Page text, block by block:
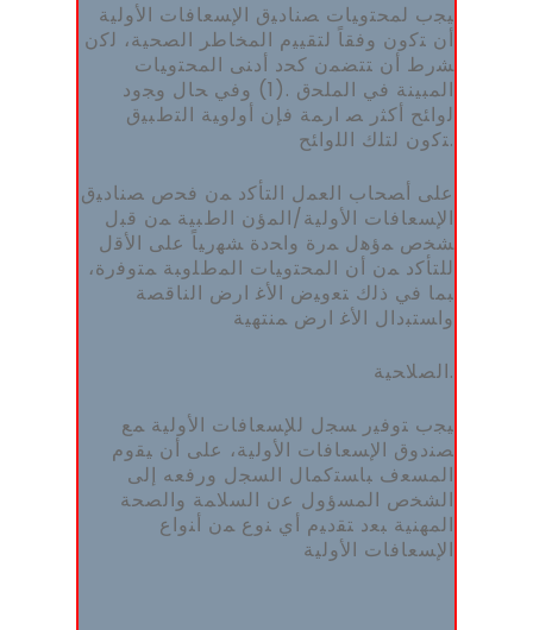
ﯿﺠب ﻟﻤﺤﺘوﯿﺎت ﺼﻨﺎدﯿق اﻹﺴﻌﺎﻓﺎت اﻷوﻟﯿﺔ
أن ﺘﻛون وﻓﻘﺎً ﻟﺘﻘﯿﯿم اﻟﻤﺨﺎطر اﻟﺼﺤﯿﺔ، ﻟﻛن
ﺸرط أن ﺘﺘﻀﻤن ﻛﺤد أدﻨﻰ اﻟﻤﺤﺘوﯿﺎت
اﻟﻤﺒﯿﻨﺔ ﻓﻲ اﻟﻤﻠﺤق .(1) وﻓﻲ ﺤﺎل وﺠود
ﻟواﺌﺢ أﻛﺜر ﺼ ارﻤﺔ ﻓﺈن أوﻟوﯿﺔ اﻟﺘطﺒﯿق
ﺘﻛون ﻟﺘﻠك اﻟﻠواﺌﺢ.
ﻋﻠﻰ أﺼﺤﺎب اﻟﻌﻤل اﻟﺘﺄﻛد ﻤن ﻓﺤص ﺼﻨﺎدﯿق
اﻹﺴﻌﺎﻓﺎت اﻷوﻟﯿﺔ/اﻟﻤؤن اﻟطﺒﯿﺔ ﻤن ﻗﺒل
ﺸﺨص ﻤؤﻫل ﻤرة واﺤدة ﺸﻬرﯿﺎً ﻋﻠﻰ اﻷﻗل
ﻟﻠﺘﺄﻛد ﻤن أن اﻟﻤﺤﺘوﯿﺎت اﻟﻤطﻠوﺒﺔ ﻤﺘوﻓرة،
ﺒﻤﺎ ﻓﻲ ذﻟك ﺘﻌوﯿض اﻷﻏ ارض اﻟﻨﺎﻗﺼﺔ
واﺴﺘﺒدال اﻷﻏ ارض ﻤﻨﺘﻬﯿﺔ
اﻟﺼﻼﺤﯿﺔ.
ﯿﺠب ﺘوﻓﯿر ﺴﺠل ﻟﻺﺴﻌﺎﻓﺎت اﻷوﻟﯿﺔ ﻤﻊ
ﺼﻨدوق اﻹﺴﻌﺎﻓﺎت اﻷوﻟﯿﺔ، ﻋﻠﻰ أن ﯿﻘوم
اﻟﻤﺴﻌف ﺒﺎﺴﺘﻛﻤﺎل اﻟﺴﺠل ورﻓﻌﻪ إﻟﻰ
اﻟﺸﺨص اﻟﻤﺴؤول ﻋن اﻟﺴﻼﻤﺔ واﻟﺼﺤﺔ
اﻟﻤﻬﻨﯿﺔ ﺒﻌد ﺘﻘدﯿم أي ﻨوع ﻤن أﻨواع
اﻹﺴﻌﺎﻓﺎت اﻷوﻟﯿﺔ